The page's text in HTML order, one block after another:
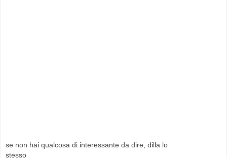
se non hai qualcosa di interessante da dire, dilla lo
stesso